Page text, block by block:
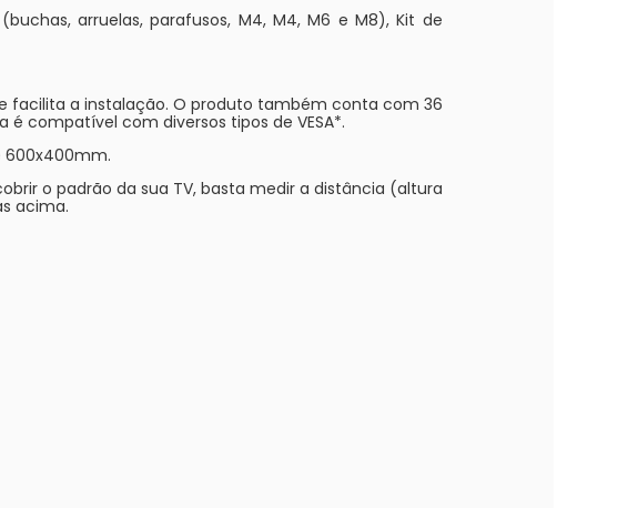
arruelas, parafusos, M4, M4, M6 e M8), Kit de
facilita a instalação. O produto também conta com 36
compatível com diversos tipos de VESA*.
600x400mm.
o padrão da sua TV, basta medir a distância (altura
acima.